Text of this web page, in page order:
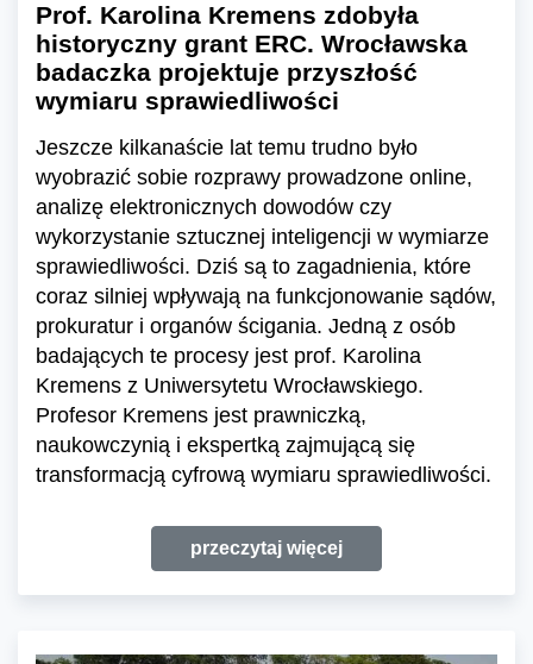
Prof. Karolina Kremens zdobyła
historyczny grant ERC. Wrocławska
badaczka projektuje przyszłość
wymiaru sprawiedliwości
Jeszcze kilkanaście lat temu trudno było
wyobrazić sobie rozprawy prowadzone online,
analizę elektronicznych dowodów czy
wykorzystanie sztucznej inteligencji w wymiarze
sprawiedliwości. Dziś są to zagadnienia, które
coraz silniej wpływają na funkcjonowanie sądów,
prokuratur i organów ścigania. Jedną z osób
badających te procesy jest prof. Karolina
Kremens z Uniwersytetu Wrocławskiego.
Profesor Kremens jest prawniczką,
naukowczynią i ekspertką zajmującą się
transformacją cyfrową wymiaru sprawiedliwości.
przeczytaj więcej